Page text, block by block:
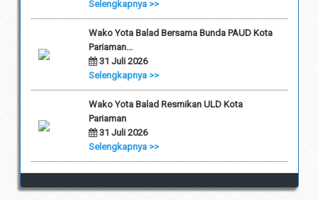
Selengkapnya >>
Wako Yota Balad Bersama Bunda PAUD Kota
Pariaman...
31 Juli 2026
Selengkapnya >>
Wako Yota Balad Resmikan ULD Kota
Pariaman
31 Juli 2026
Selengkapnya >>